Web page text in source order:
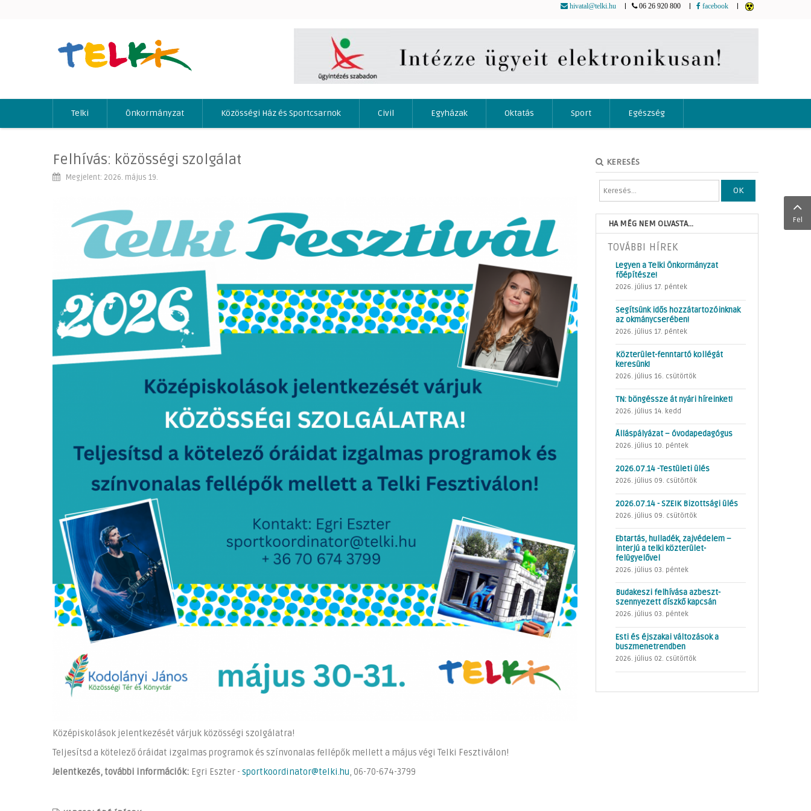
hivatal@telki.hu 06 26 920 800 facebook
Telki Önkormányzat Közösségi Ház és Sportcsarnok Civil Egyházak Oktatás Sport Egészség
Felhívás: közösségi szolgálat
Megjelent: 2026. május 19.
Középiskolások jelentkezését várjuk közösségi szolgálatra!
Teljesítsd a kötelező óráidat izgalmas programok és színvonalas fellépők mellett a május végi Telki Fesztiválon!
Jelentkezés, további információk: Egri Eszter - sportkoordinator@telki.hu, 06-70-674-3799
KERESÉS
OK
HA MÉG NEM OLVASTA...
TOVÁBBI HÍREK
Legyen a Telki Önkormányzat
főépítésze!
2026. július 17. péntek
Segítsünk idős hozzátartozóinknak
az okmánycserében!
2026. július 17. péntek
Közterület-fenntartó kollégát
keresünk!
2026. július 16. csütörtök
TN: böngéssze át nyári híreinket!
2026. július 14. kedd
Álláspályázat – óvodapedagógus
2026. július 10. péntek
2026.07.14 -Testületi ülés
2026. július 09. csütörtök
2026.07.14 - SZEIK Bizottsági ülés
2026. július 09. csütörtök
Ebtartás, hulladék, zajvédelem –
interjú a telki közterület-
felügyelővel
2026. július 03. péntek
Budakeszi felhívása azbeszt-
szennyezett díszkő kapcsán
2026. július 03. péntek
Esti és éjszakai változások a
buszmenetrendben
2026. július 02. csütörtök
Fel